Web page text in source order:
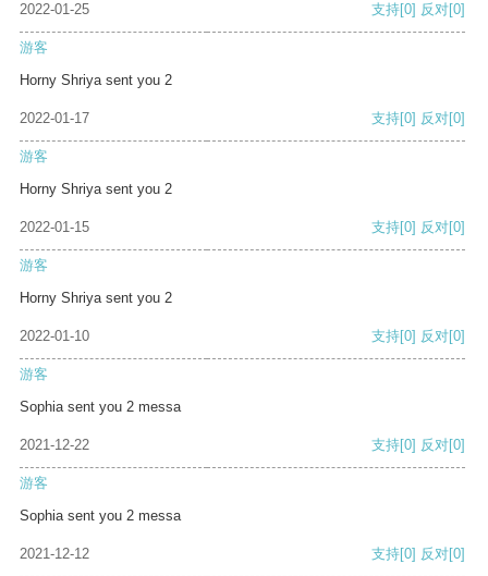
2022-01-25 支持[0] 反对[0]
游客
Horny Shriya sent you 2
2022-01-17 支持[0] 反对[0]
游客
Horny Shriya sent you 2
2022-01-15 支持[0] 反对[0]
游客
Horny Shriya sent you 2
2022-01-10 支持[0] 反对[0]
游客
Sophia sent you 2 messa
2021-12-22 支持[0] 反对[0]
游客
Sophia sent you 2 messa
2021-12-12 支持[0] 反对[0]